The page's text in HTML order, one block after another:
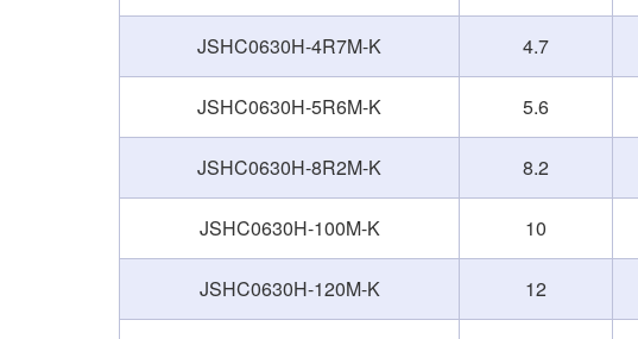
JSHC0630H-4R7M-K 4.7
JSHC0630H-5R6M-K 5.6
JSHC0630H-8R2M-K 8.2
JSHC0630H-100M-K 10
JSHC0630H-120M-K 12